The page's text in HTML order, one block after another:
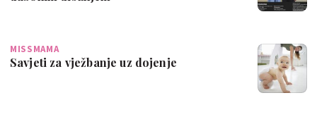
MISSMAMA
Savjeti za vježbanje uz dojenje